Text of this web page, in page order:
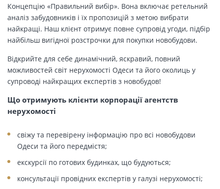
Концепцію «Правильний вибір». Вона включає ретельний
аналіз забудовників і їх пропозицій з метою вибрати
найкращі. Наш клієнт отримує повне супровід угоди, підбір
найбільш вигідної розстрочки для покупки новобудови.
Відкрийте для себе динамічний, яскравий, повний
можливостей світ нерухомості Одеси та його околиць у
супроводі найкращих експертів з новобудов!
Що отримують клієнти корпорації агентств
нерухомості
свіжу та перевірену інформацію про всі новобудови
Одеси та його передмістя;
екскурсії по готових будинках, що будуються;
консультації провідних експертів у галузі нерухомості;